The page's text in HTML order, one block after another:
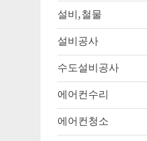
설비,철물
설비공사
수도설비공사
에어컨수리
에어컨청소